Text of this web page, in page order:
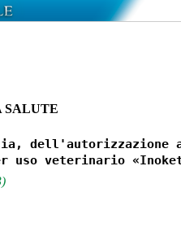
SALUTE
dell'autorizzazione